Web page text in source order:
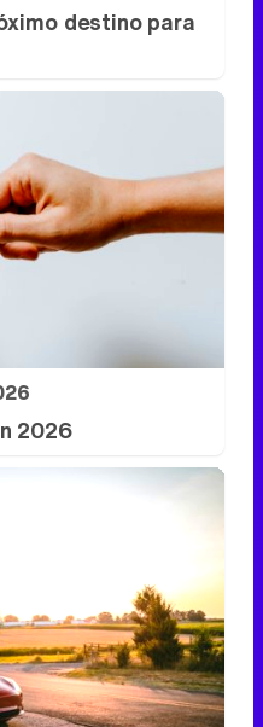
destino para
2026